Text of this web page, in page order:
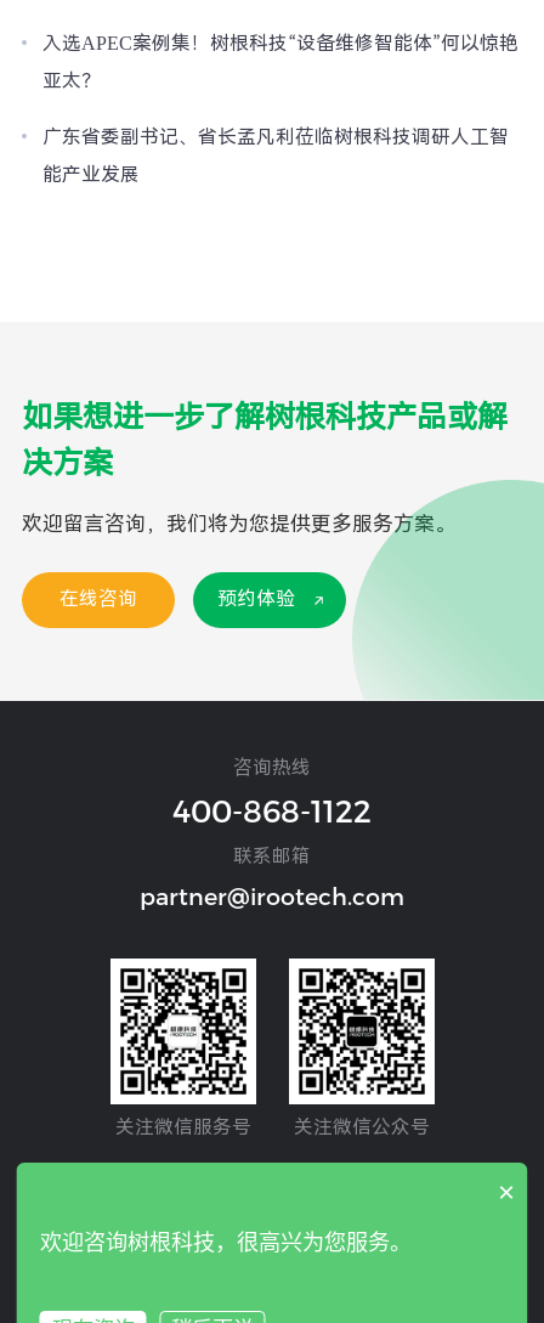
入选APEC案例集！树根科技“设备维修智能体”何以惊艳
亚太？
广东省委副书记、省长孟凡利莅临树根科技调研人工智
能产业发展
如果想进一步了解树根科技产品或解
决方案
欢迎留言咨询，我们将为您提供更多服务方案。
在线咨询 预约体验
咨询热线
400-868-1122
联系邮箱
partner@irootech.com
关注微信服务号 关注微信公众号
Copyright © 2024 IROOTECH. All rights reserved. 树根互联
隐私政策
×
欢迎咨询树根科技，很高兴为您服务。